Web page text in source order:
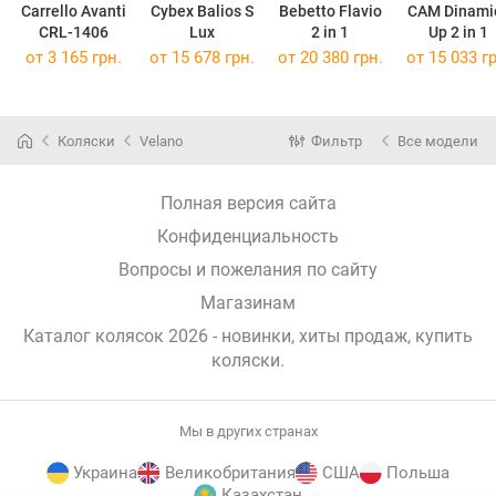
Carrello Avanti
CRL-1406
Cybex Balios S
Lux
Bebetto Flavio
2 in 1
CAM
Up 2 in 1
от 3 165 грн. от 15 678 грн. от 20 380 грн. от 15 033
Коляски Velano Фильтр Все модели
Полная версия сайта
Конфиденциальность
Вопросы и пожелания по сайту
Магазинам
Каталог колясок 2026 - новинки, хиты продаж, купить
коляски.
Мы в других странах
Украина Великобритания США
Польша